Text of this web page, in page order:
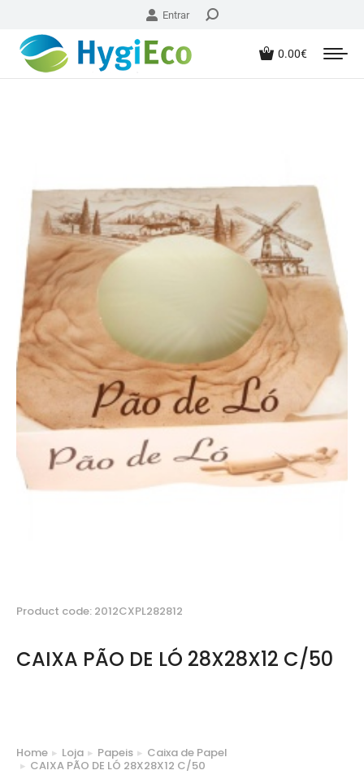
Entrar
0.00€
Product code: 2012CXPL282812
CAIXA PÃO DE LÓ 28X28X12 C/50
You are here:
Home Loja Papeis
Caixa de Papel
CAIXA PÃO DE LÓ 28X28X12 C/50